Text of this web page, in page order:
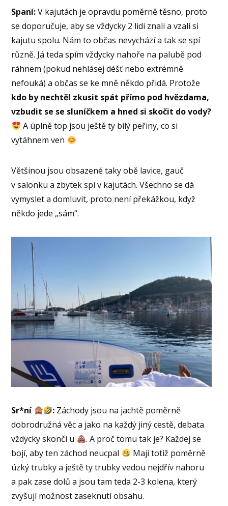
Spaní:V kajutách je opravdu poměrně těsno, proto
se doporučuje, aby se vždycky 2 lidi znali a vzali si
kajutu spolu. Nám to občas nevychází a tak se spí
různě. Já teda spím vždycky nahoře na palubě pod
ráhnem (pokud nehlásej déšť nebo extrémně
nefouká) a občas se ke mně někdo přidá. Protože
kdo by nechtěl zkusit spát přímo pod hvězdama,
vzbudit se se sluníčkem a hned si skočit do vody?
A úplně top jsou ještě ty bílý peřiny, co si
vytáhnem ven
Většinou jsou obsazené taky obě lavice, gauč
v salonku a zbytek spí v kajutách. Všechno se dá
vymyslet a domluvit, proto není překážkou, když
někdo jede „sám“.
Sr*ní :Záchody jsou na jachtě poměrně
dobrodružná věc a jako na každý jiný cestě, debata
vždycky skončí u
. A proč tomu tak je? Každej se
bojí, aby ten záchod neucpal
Mají totiž poměrně
úzký trubky a ještě ty trubky vedou nejdřív nahoru
a pak zase dolů a jsou tam teda 2-3 kolena, který
zvyšují možnost zaseknutí obsahu.